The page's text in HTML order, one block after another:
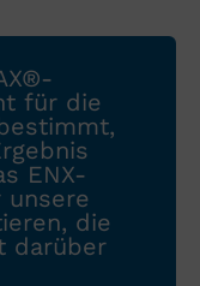
für die
ENX-
unsere
die
darüber